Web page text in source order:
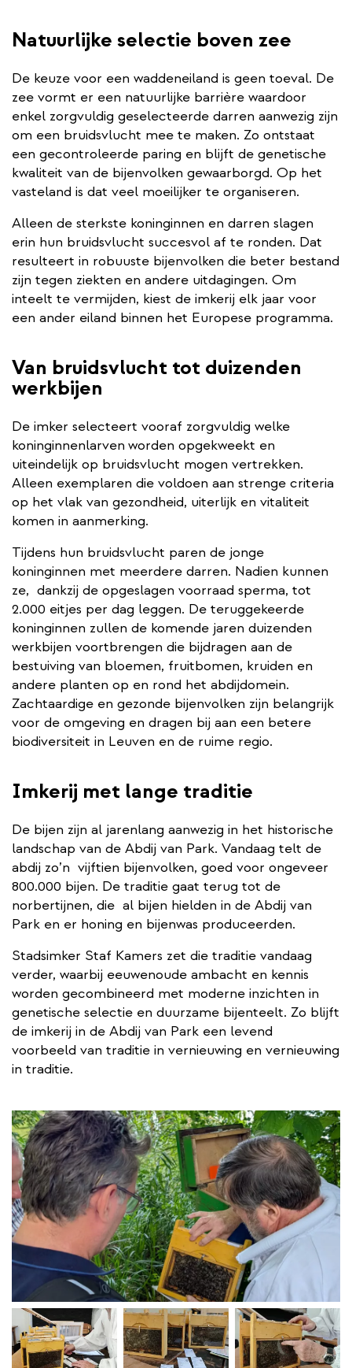
Natuurlijke selectie boven zee
De keuze voor een waddeneiland is geen toeval. De
zee vormt er een natuurlijke barrière waardoor
enkel zorgvuldig geselecteerde darren aanwezig zijn
om een bruidsvlucht mee te maken. Zo ontstaat
een gecontroleerde paring en blijft de genetische
kwaliteit van de bijenvolken gewaarborgd. Op het
vasteland is dat veel moeilijker te organiseren.
Alleen de sterkste koninginnen en darren slagen
erin hun bruidsvlucht succesvol af te ronden. Dat
resulteert in robuuste bijenvolken die beter bestand
zijn tegen ziekten en andere uitdagingen. Om
inteelt te vermijden, kiest de imkerij elk jaar voor
een ander eiland binnen het Europese programma.
Van bruidsvlucht tot duizenden
werkbijen
De imker selecteert vooraf zorgvuldig welke
koninginnenlarven worden opgekweekt en
uiteindelijk op bruidsvlucht mogen vertrekken.
Alleen exemplaren die voldoen aan strenge criteria
op het vlak van gezondheid, uiterlijk en vitaliteit
komen in aanmerking.
Tijdens hun bruidsvlucht paren de jonge
koninginnen met meerdere darren. Nadien kunnen
ze, ​ dankzij de opgeslagen voorraad sperma, tot
2.000 eitjes per dag leggen. De teruggekeerde
koninginnen zullen de komende jaren duizenden
werkbijen voortbrengen die bijdragen aan de
bestuiving van bloemen, fruitbomen, kruiden en
andere planten op en rond het abdijdomein.
Zachtaardige en gezonde bijenvolken zijn belangrijk
voor de omgeving en dragen bij aan een betere
biodiversiteit in Leuven en de ruime regio.
Imkerij met lange traditie
De bijen zijn al jarenlang aanwezig in het historische
landschap van de Abdij van Park. Vandaag telt de
abdij zo’n ​ vijftien bijenvolken, goed voor ongeveer
800.000 bijen. De traditie gaat terug tot de
norbertijnen, die ​ al bijen hielden in de Abdij van
Park en er honing en bijenwas produceerden.
Stadsimker Staf Kamers zet die traditie vandaag
verder, waarbij eeuwenoude ambacht en kennis
worden gecombineerd met moderne inzichten in
genetische selectie en duurzame bijenteelt. Zo blijft
de imkerij in de Abdij van Park een levend
voorbeeld van traditie in vernieuwing en vernieuwing
in traditie.